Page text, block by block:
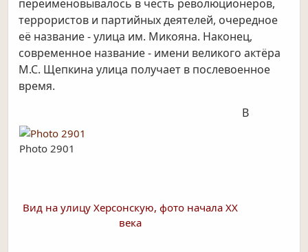
переименовывалось в честь революционеров,
террористов и партийных деятелей, очередное
её название - улица им. Микояна. Наконец,
современное название - имени великого актёра
М.С. Щепкина улица получает в послевоенное
время.
Photo 2901
Вид на улицу Херсонскую, фото начала ХХ
века
В